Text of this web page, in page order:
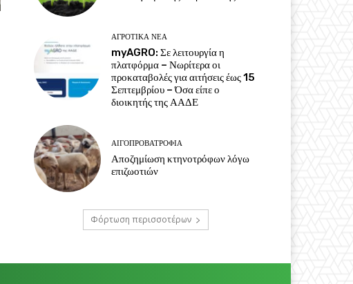
ΑΓΡΟΤΙΚΆ ΝΈΑ
myAGRO: Σε λειτουργία η
πλατφόρμα – Νωρίτερα οι
προκαταβολές για αιτήσεις έως 15
Σεπτεμβρίου – Όσα είπε ο
διοικητής της ΑΑΔΕ
ΑΙΓΟΠΡΟΒΑΤΡΟΦΊΑ
Αποζημίωση κτηνοτρόφων λόγω
επιζωοτιών
Φόρτωση περισσοτέρων